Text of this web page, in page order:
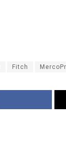
Fitch